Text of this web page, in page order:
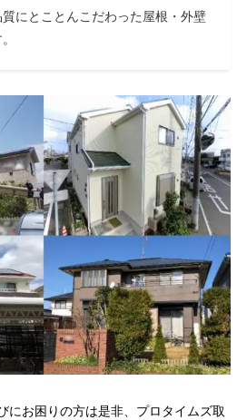
にとことんこだわった屋根・外壁
にお困りの方は是非、プロタイムズ取